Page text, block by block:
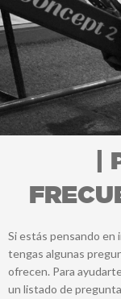
|
Si estás pensando en
tengas algunas
ofrecen. Para
un listado de